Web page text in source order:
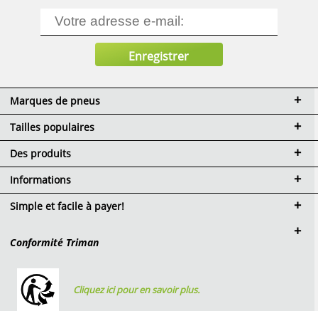
Marques de pneus
Tailles populaires
Des produits
Informations
Simple et facile à payer!
Conformité Triman
Cliquez ici pour en savoir plus.